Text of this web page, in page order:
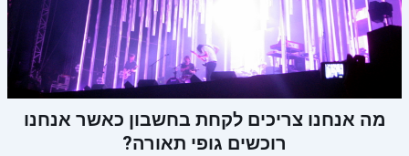
מה אנחנו צריכים לקחת בחשבון כאשר אנחנו
רוכשים גופי תאורה?